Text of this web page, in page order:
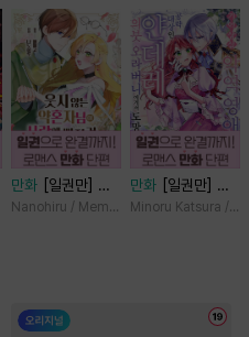
만화
[일권만] 웃
지 않는 약혼자님
Nanohiru / Memeko
만화
[일권만] 기
억상실 악역 영애
Minoru Katsura /